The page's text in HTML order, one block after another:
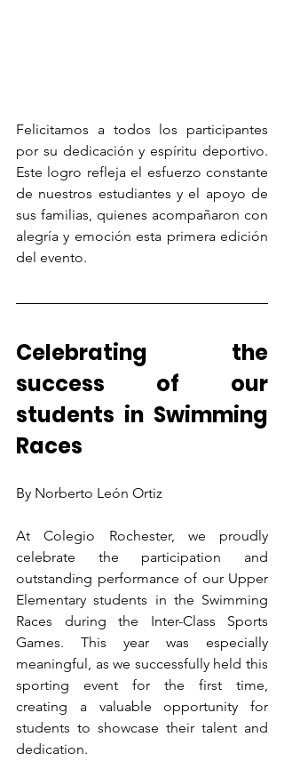
Felicitamos a todos los participantes
por su dedicación y espíritu deportivo.
Este logro refleja el esfuerzo constante
de nuestros estudiantes y el apoyo de
sus familias, quienes acompañaron con
alegría y emoción esta primera edición
del evento.
Celebrating the
success of our
students in Swimming
Races
By Norberto León Ortiz
At Colegio Rochester, we proudly
celebrate the participation and
outstanding performance of our Upper
Elementary students in the Swimming
Races during the Inter-Class Sports
Games. This year was especially
meaningful, as we successfully held this
sporting event for the first time,
creating a valuable opportunity for
students to showcase their talent and
dedication.